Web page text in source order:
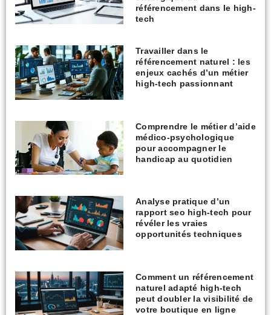
référencement dans le high-
tech
Travailler dans le
référencement naturel : les
enjeux cachés d’un métier
high-tech passionnant
Comprendre le métier d’aide
médico-psychologique
pour accompagner le
handicap au quotidien
Analyse pratique d’un
rapport seo high-tech pour
révéler les vraies
opportunités techniques
Comment un référencement
naturel adapté high-tech
peut doubler la visibilité de
votre boutique en ligne